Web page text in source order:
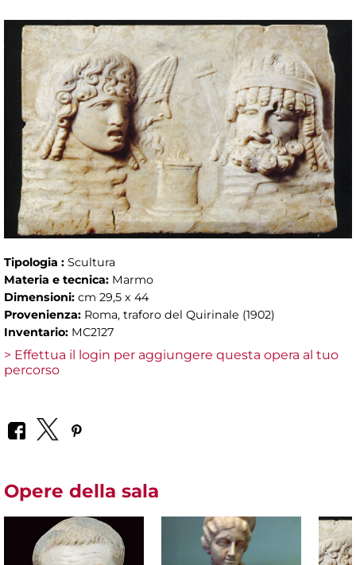
Tipologia : Scultura
Materia e tecnica: Marmo
Dimensioni: cm 29,5 x 44
Provenienza: Roma, traforo del Quirinale (1902)
Inventario: MC2127
> Effettua il login per aggiungere questa opera al tuo
percorso
Opere della sala